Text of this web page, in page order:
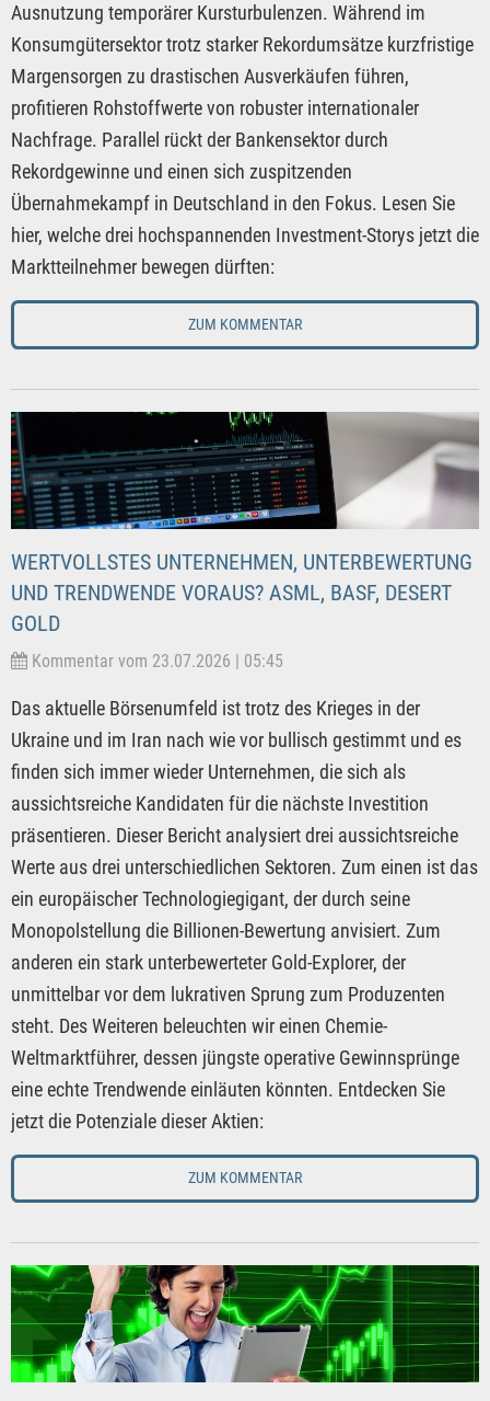
Ausnutzung temporärer Kursturbulenzen. Während im
Konsumgütersektor trotz starker Rekordumsätze kurzfristige
Margensorgen zu drastischen Ausverkäufen führen,
profitieren Rohstoffwerte von robuster internationaler
Nachfrage. Parallel rückt der Bankensektor durch
Rekordgewinne und einen sich zuspitzenden
Übernahmekampf in Deutschland in den Fokus. Lesen Sie
hier, welche drei hochspannenden Investment-Storys jetzt die
Marktteilnehmer bewegen dürften:
ZUM KOMMENTAR
WERTVOLLSTES UNTERNEHMEN, UNTERBEWERTUNG
UND TRENDWENDE VORAUS? ASML, BASF, DESERT
GOLD
Kommentar vom 23.07.2026 | 05:45
Das aktuelle Börsenumfeld ist trotz des Krieges in der
Ukraine und im Iran nach wie vor bullisch gestimmt und es
finden sich immer wieder Unternehmen, die sich als
aussichtsreiche Kandidaten für die nächste Investition
präsentieren. Dieser Bericht analysiert drei aussichtsreiche
Werte aus drei unterschiedlichen Sektoren. Zum einen ist das
ein europäischer Technologiegigant, der durch seine
Monopolstellung die Billionen-Bewertung anvisiert. Zum
anderen ein stark unterbewerteter Gold-Explorer, der
unmittelbar vor dem lukrativen Sprung zum Produzenten
steht. Des Weiteren beleuchten wir einen Chemie-
Weltmarktführer, dessen jüngste operative Gewinnsprünge
eine echte Trendwende einläuten könnten. Entdecken Sie
jetzt die Potenziale dieser Aktien:
ZUM KOMMENTAR